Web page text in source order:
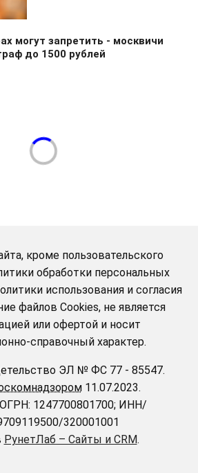
могут запретить - москвичи
до 1500 рублей
кроме пользовательского
обработки персональных
использования и согласия
файлов Cookies, не является
или офертой и носит
справочный характер.
ЭЛ № ФС 77 - 85547.
11.07.2023.
1247700801700; ИНН/
320001001
РунетЛаб – Сайты и CRM.